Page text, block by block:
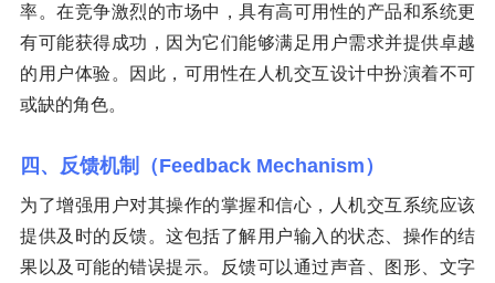
率。在竞争激烈的市场中，具有高可用性的产品和系统更
有可能获得成功，因为它们能够满足用户需求并提供卓越
的用户体验。因此，可用性在人机交互设计中扮演着不可
或缺的角色。
四、反馈机制（Feedback Mechanism）
为了增强用户对其操作的掌握和信心，人机交互系统应该
提供及时的反馈。这包括了解用户输入的状态、操作的结
果以及可能的错误提示。反馈可以通过声音、图形、文字